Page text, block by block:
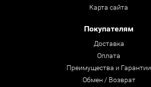
Карта сайта
Покупателям
Доставка
Оплата
Преимущества и Гарантии
Обмен / Возврат